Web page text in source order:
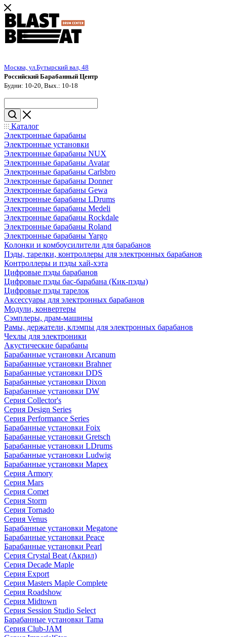
Москва, ул.Бутырский вал, 48
Российский Барабанный Центр
Будни: 10-20, Вых.: 10-18
Каталог
Электронные барабаны
Электронные установки
Электронные барабаны NUX
Электронные барабаны Avatar
Электронные барабаны Carlsbro
Электронные барабаны Donner
Электронные барабаны Gewa
Электронные барабаны LDrums
Электронные барабаны Medeli
Электронные барабаны Rockdale
Электронные барабаны Roland
Электронные барабаны Yargo
Колонки и комбоусилители для барабанов
Пэды, тарелки, контроллеры для электронных барабанов
Контроллеры и пэды хай-хэта
Цифровые пэды барабанов
Цифровые пэды бас-барабана (Кик-пэды)
Цифровые пэды тарелок
Аксессуары для электронных барабанов
Модули, конвертеры
Сэмплеры, драм-машины
Рамы, держатели, клэмпы для электронных барабанов
Чехлы для электроники
Акустические барабаны
Барабанные установки Arcanum
Барабанные установки Brahner
Барабанные установки DDS
Барабанные установки Dixon
Барабанные установки DW
Серия Collector's
Серия Design Series
Серия Performance Series
Барабанные установки Foix
Барабанные установки Gretsch
Барабанные установки LDrums
Барабанные установки Ludwig
Барабанные установки Mapex
Серия Armory
Серия Mars
Серия Comet
Серия Storm
Серия Tornado
Серия Venus
Барабанные установки Megatone
Барабанные установки Peace
Барабанные установки Pearl
Серия Crystal Beat (Акрил)
Серия Decade Maple
Серия Export
Серия Masters Maple Complete
Серия Roadshow
Серия Midtown
Серия Session Studio Select
Барабанные установки Tama
Серия Club-JAM